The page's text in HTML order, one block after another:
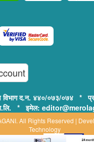
विभाग द.न. ४४०/०७३/०७४ *
* इमेल:
All Rights Reserved |
Technology